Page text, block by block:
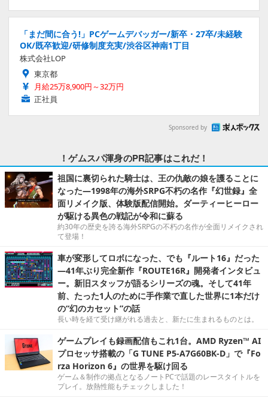
「まだ間に合う!」PCゲームデバッガー/新卒・27卒/未経験
OK/既卒歓迎/研修制度充実/渋谷区神南1丁目
株式会社LOP
東京都
月給25万8,900円～32万円
正社員
Sponsored by
！ゲムスパ渾身のPR記事はこれだ！
祖国に裏切られた騎士は、王の仇敵の娘を護ることに
なった―1998年の海外SRPG不朽の名作『幻世録』全
面リメイク版、体験版配信開始。ダーティーヒーロー
が駆ける異色の戦記が令和に蘇る
約30年の歴史を誇る海外SRPGの不朽の名作が全面リメイクされ
て登場！
車が変形してロボになった、でも『ルート16』だった
―41年ぶり完全新作『ROUTE16R』開発者インタビュ
ー。新旧スタッフが語るシリーズの魂。そして41年
前、たった1人のために手作業で直した世界に1本だけ
の“幻のカセット”の話
長い時を経て受け継がれる過去と、新たに生まれるものとは。
ゲームプレイも録画配信もこれ1台。AMD Ryzen™ AI
プロセッサ搭載の「G TUNE P5-A7G60BK-D」で『Fo
rza Horizon 6』の世界を駆け回る
ゲーム＆制作の拠点となるノートPCで話題のレースタイトルを
プレイ。放熱性能もチェックしました！